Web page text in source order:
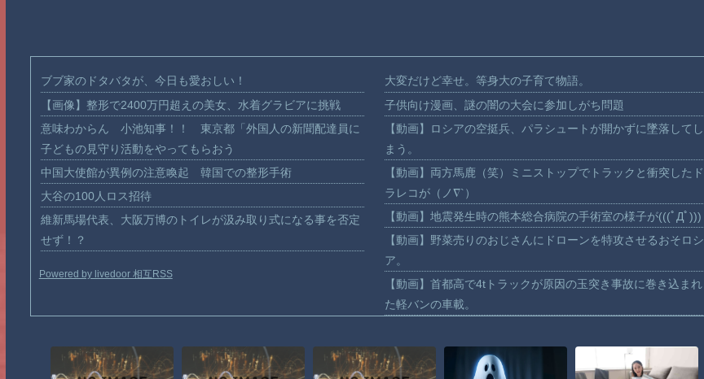
ブブ家のドタバタが、今日も愛おしい！
【画像】整形で2400万円超えの美女、水着グラビアに挑戦
意味わからん 小池知事！！ 東京都「外国人の新聞配達員に
子どもの見守り活動をやってもらおう
中国大使館が異例の注意喚起 韓国での整形手術
大谷の100人ロス招待
維新馬場代表、大阪万博のトイレが汲み取り式になる事を否定
せず！？
Powered by livedoor 相互RSS
大変だけど幸せ。等身大の子育て物語。
子供向け漫画、謎の闇の大会に参加しがち問題
【動画】ロシアの空挺兵、パラシュートが開かずに墜落してし
まう。
【動画】両方馬鹿（笑）ミニストップでトラックと衝突したド
ラレコが（ノ∇`）
【動画】地震発生時の熊本総合病院の手術室の様子が(((ﾟДﾟ)))
【動画】野菜売りのおじさんにドローンを特攻させるおそロシ
ア。
【動画】首都高で4tトラックが原因の玉突き事故に巻き込まれ
た軽バンの車載。
ｗｗｗｗｗｗ
まだ墓石があるだけマシと見るべきか。今はもう合葬墓ばかり